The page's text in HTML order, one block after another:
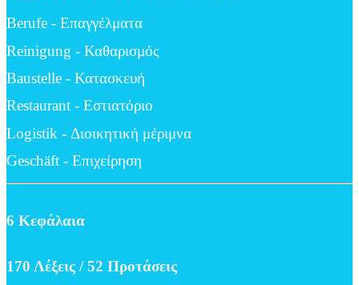
Berufe - Επαγγέλματα
Reinigung - Καθαρισμός
Baustelle - Κατασκευή
Restaurant - Εστιατόριο
Logistik - Διοικητική μέριμνα
Geschäft - Επιχείρηση
6 Κεφάλαια
170 Λέξεις / 52 Προτάσεις